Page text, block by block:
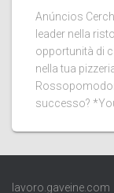
Anúncios
leader nella
opportunità di
nella tua
successo?
lavoro.gaveine.com